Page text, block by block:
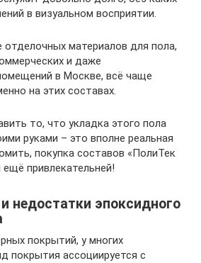
в визуальном восприятии.
материалов для пола,
и даже
в Москве, всё чаще
на этих составах.
то, что укладка этого пола
руками – это вполне реальная
покупка составов «ПолиТек
привлекательней!
недостатки эпоксидного
покрытий, у многих
покрытия ассоциируется с